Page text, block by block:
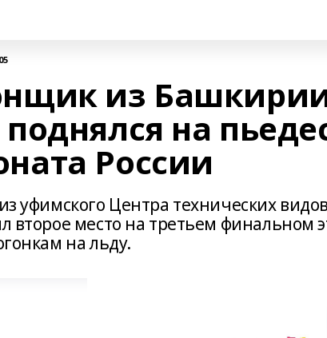
из
на
России
уфимского Центра технических
второе место на третьем финальном
на льду.